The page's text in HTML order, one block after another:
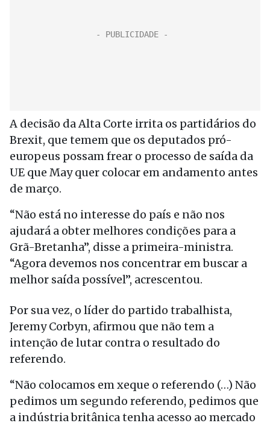
A decisão da Alta Corte irrita os partidários do
Brexit, que temem que os deputados pró-
europeus possam frear o processo de saída da
UE que May quer colocar em andamento antes
de março.
“Não está no interesse do país e não nos
ajudará a obter melhores condições para a
Grã-Bretanha”, disse a primeira-ministra.
“Agora devemos nos concentrar em buscar a
melhor saída possível”, acrescentou.
Por sua vez, o líder do partido trabalhista,
Jeremy Corbyn, afirmou que não tem a
intenção de lutar contra o resultado do
referendo.
“Não colocamos em xeque o referendo (…) Não
pedimos um segundo referendo, pedimos que
a indústria britânica tenha acesso ao mercado